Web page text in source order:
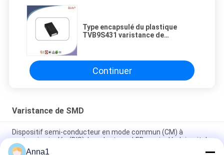
Type encapsulé du plastique
TVB9S431 varistance de
Continuer
Varistance de SMD
Dispositif semi-conducteur en mode commun (CM) à
surtension isolée (BIS) /conducteurs LED non isolés/circuit de
surtension
Anna1